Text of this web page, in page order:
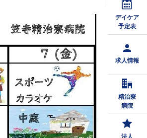
デイケア
予定表
求人情報
精治寮
病院
法人